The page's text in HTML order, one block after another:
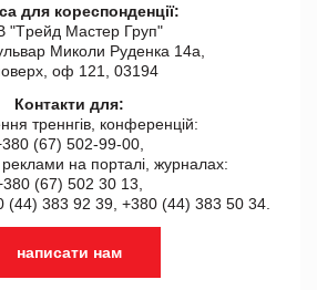
для кореспонденції:
"Tрейд Мастер Груп"
Миколи Руденка 14а,
оф 121, 03194
Контакти для:
треннгів, конференцій:
(67) 502-99-00,
на порталі, журналах:
(67) 502 30 13,
(44) 383 92 39, +380 (44) 383 50 34.
написати нам